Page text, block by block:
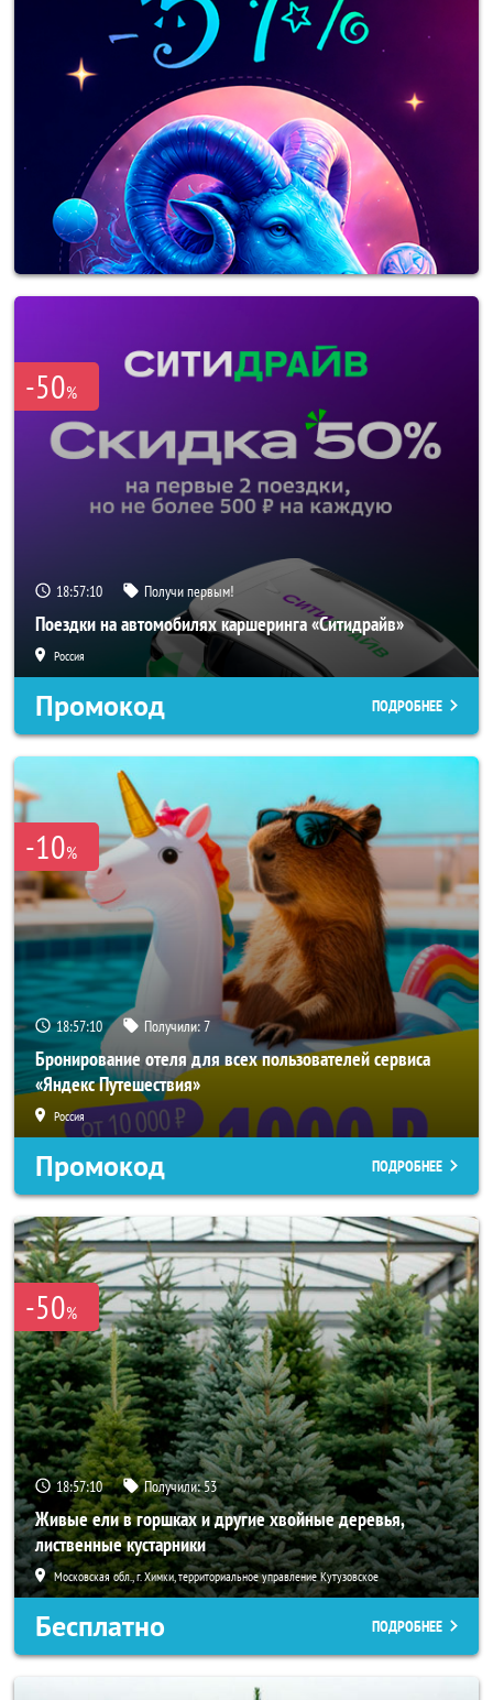
-50%
18:57:08 Получи первым!
Поездки на автомобилях каршеринга «Ситидрайв»
Россия
Промокод ПОДРОБНЕЕ
-10%
18:57:08 Получили:7
Бронирование отеля для всех пользователей сервиса
«Яндекс Путешествия»
Россия
Промокод ПОДРОБНЕЕ
-50%
18:57:08 Получили:53
Живые ели в горшках и другие хвойные деревья,
лиственные кустарники
Московская обл., г. Химки, территориальное управление Кутузовское
Бесплатно ПОДРОБНЕЕ